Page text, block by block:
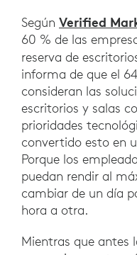
Según Verified
60 % de las
reserva de
informa de que el
consideran las
escritorios y salas
prioridades
convertido esto en
Porque los
puedan rendir al
cambiar de un día
hora a otra.
Mientras que antes